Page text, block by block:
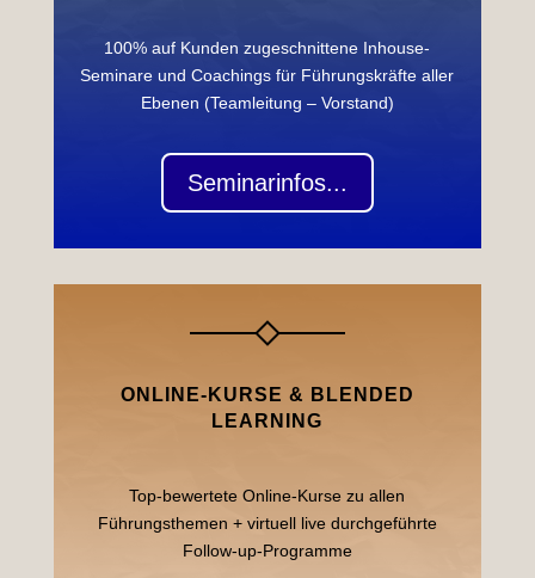
100% auf Kunden zugeschnittene Inhouse-
Seminare und Coachings für Führungskräfte aller
Ebenen (Teamleitung – Vorstand)
Seminarinfos...
ONLINE-KURSE & BLENDED
LEARNING
Top-bewertete Online-Kurse zu allen
Führungsthemen + virtuell live durchgeführte
Follow-up-Programme